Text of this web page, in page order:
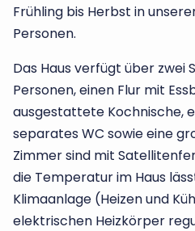
Frühling bis Herbst in
Personen.
Das Haus verfügt über zwei
Personen, einen Flur mit
ausgestattete Kochnische,
separates WC sowie eine
Zimmer sind mit
die Temperatur im Haus
Klimaanlage (Heizen und
elektrischen Heizkörper